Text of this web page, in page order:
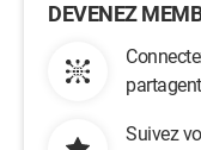
DEVENEZ
Suivez